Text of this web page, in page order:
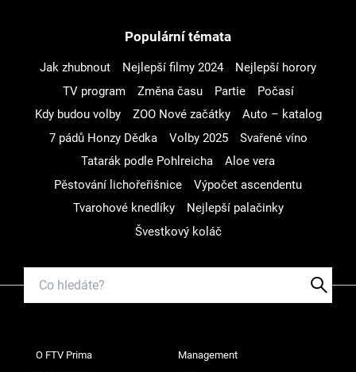
Populární témata
Jak zhubnout Nejlepší filmy 2024
Nejlepší horory
TV program
Změna času Partie
Počasí
Kdy budou volby
ZOO Nové začátky
Auto – katalog
7 pádů Honzy Dědka
Volby 2025
Svařené víno
Tatarák podle Pohlreicha
Aloe vera
Pěstování lichořeřišnice
Výpočet ascendentu
Tvarohové knedlíky
Nejlepší palačinky
Švestkový koláč
O FTV Prima Management